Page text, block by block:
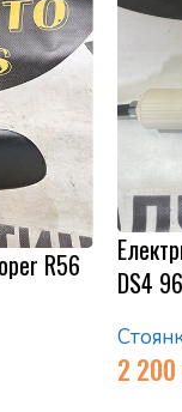
R56
DS4
2 200